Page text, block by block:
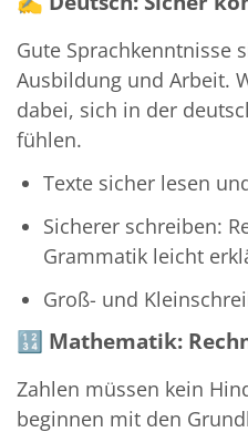
Gute Sprachkenntnisse
Ausbildung und Arbeit.
dabei, sich in der
fühlen.
Texte sicher lesen
Sicherer schreiben:
Grammatik leicht
Groß- und
🔢 Mathematik:
Zahlen müssen kein
beginnen mit den